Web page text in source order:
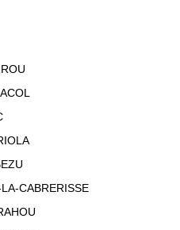
CABRERISSE